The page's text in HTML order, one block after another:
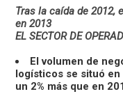
Tras la caída de 2012,
en 2013
EL SECTOR DE
El volumen de
logísticos se situó
un 2% más que en